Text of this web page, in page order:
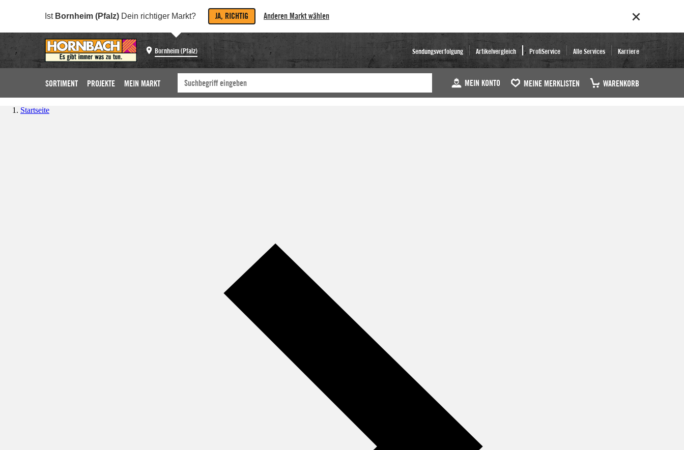
Ist Bornheim (Pfalz) Dein richtiger Markt? JA, RICHTIG Anderen Markt wählen
Bornheim (Pfalz) Sendungsverfolgung Artikelvergleich ProfiService Alle Services Karriere
SORTIMENT PROJEKTE MEIN MARKT MEIN KONTO MEINE MERKLISTEN WARENKORB
Startseite